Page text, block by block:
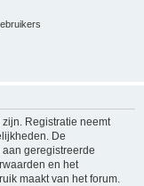
Registratie neemt
De
geregistreerde
en het
maakt van het forum.